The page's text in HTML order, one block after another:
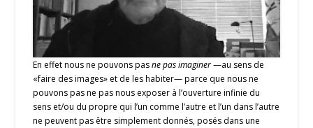
En effet nous ne pouvons pasne pas imaginer—au sens de
«faire des images» et de les habiter— parce que nous ne
pouvons pas ne pas nous exposer à l’ouverture infinie du
sens et/ou du propre qui l’un comme l’autre et l’un dans l’autre
ne peuvent pas être simplement donnés, posés dans une